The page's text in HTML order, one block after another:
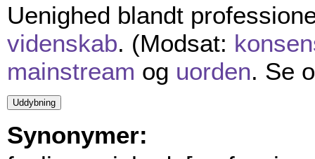
Uenighed blandt
videnskab. (Modsat:
mainstream og uorden. Se
Synonymer: